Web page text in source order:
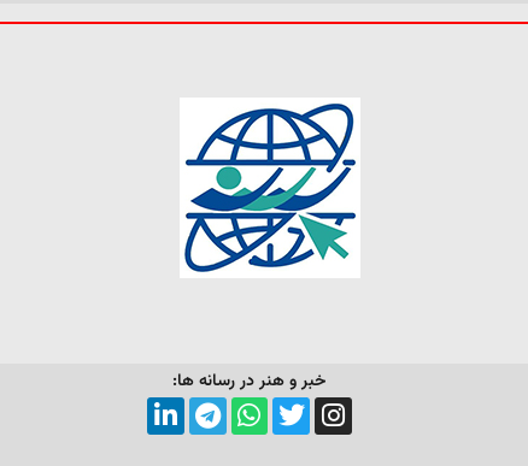
خبر و هنر در رسانه ها: